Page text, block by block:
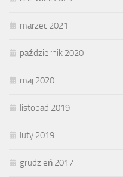
marzec 2021
październik 2020
maj 2020
listopad 2019
luty 2019
grudzień 2017